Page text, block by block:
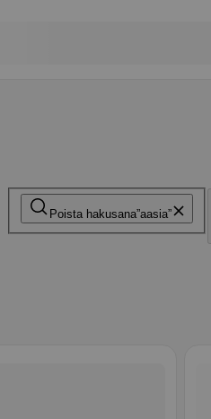
Poista hakusana aasia